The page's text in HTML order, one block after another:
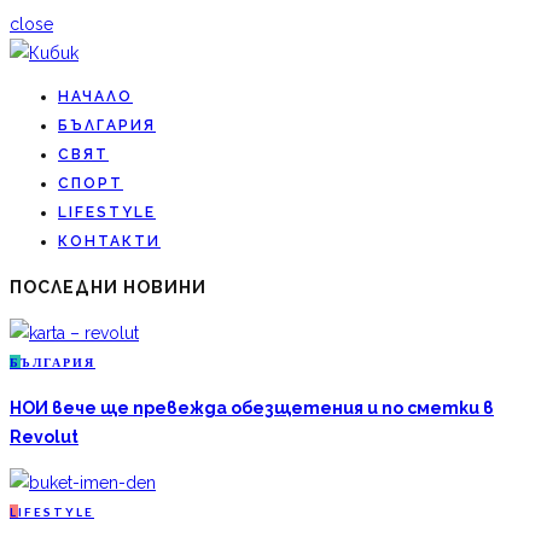
close
НАЧАЛО
БЪЛГАРИЯ
СВЯТ
СПОРТ
LIFESTYLE
КОНТАКТИ
ПОСЛЕДНИ НОВИНИ
Б ЪЛГАРИЯ
НОИ вече ще превежда обезщетения и по сметки в
Revolut
L IFESTYLE